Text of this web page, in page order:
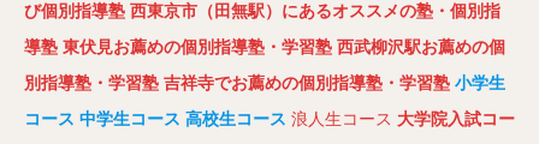
び個別指導塾 西東京市（田無駅）にあるオススメの塾・個別指
導塾 東伏見お薦めの個別指導塾・学習塾 西武柳沢駅お薦めの個
別指導塾・学習塾 吉祥寺でお薦めの個別指導塾・学習塾 小学生
コース 中学生コース 高校生コース 浪人生コース 大学院入試コー